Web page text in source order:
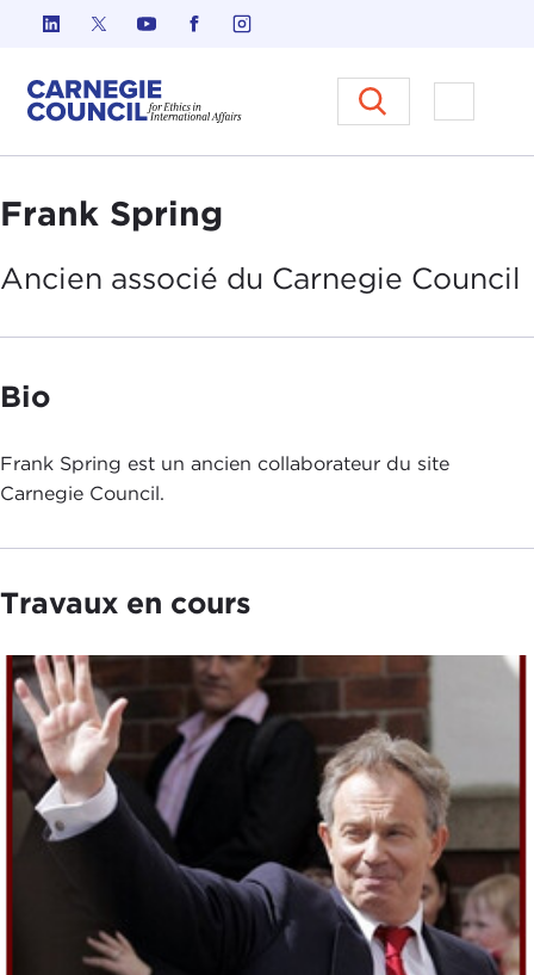
Skip to content
Carnegie Council sur
Ouvrir
Frank Spring
Ancien associé du Carnegie Council
Bio
Frank Spring est un ancien collaborateur du site
Carnegie Council.
Travaux en cours